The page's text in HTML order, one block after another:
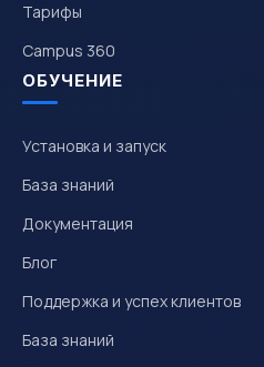
Тарифы
Campus 360
ОБУЧЕНИЕ
Установка и запуск
База знаний
Документация
Блог
Поддержка и успех клиентов
База знаний